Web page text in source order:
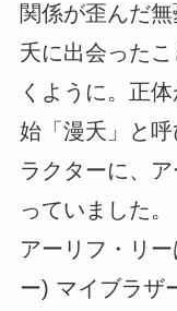
関係が歪んだ
夭に出会った
くように。正
始「漫夭」と
ラクターに、
っていました。
アーリフ・リ
ー) マイブラザ